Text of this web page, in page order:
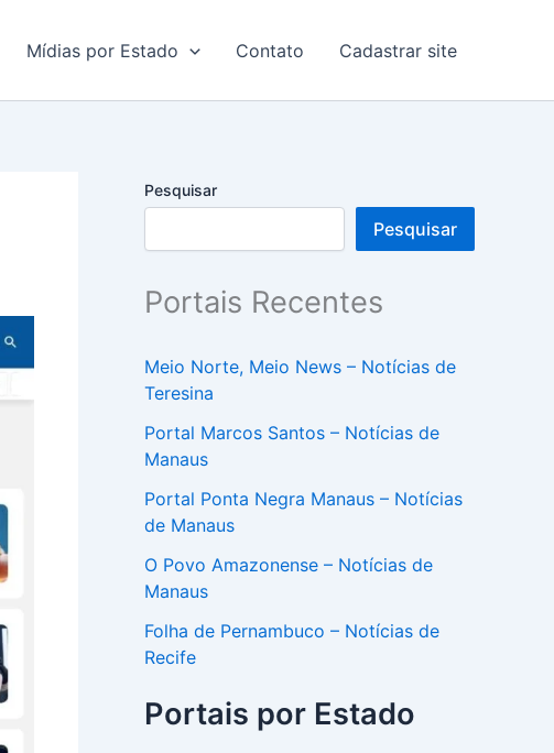
Mídias por Estado Contato Cadastrar site
Pesquisar
Pesquisar
Portais Recentes
Meio Norte, Meio News – Notícias de
Teresina
Portal Marcos Santos – Notícias de
Manaus
Portal Ponta Negra Manaus – Notícias
de Manaus
O Povo Amazonense – Notícias de
Manaus
Folha de Pernambuco – Notícias de
Recife
Portais por Estado